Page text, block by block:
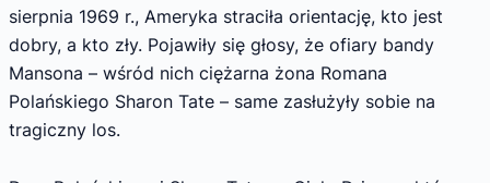
sierpnia 1969 r., Ameryka straciła orientację, kto jest
dobry, a kto zły. Pojawiły się głosy, że ofiary bandy
Mansona – wśród nich ciężarna żona Romana
Polańskiego Sharon Tate – same zasłużyły sobie na
tragiczny los.